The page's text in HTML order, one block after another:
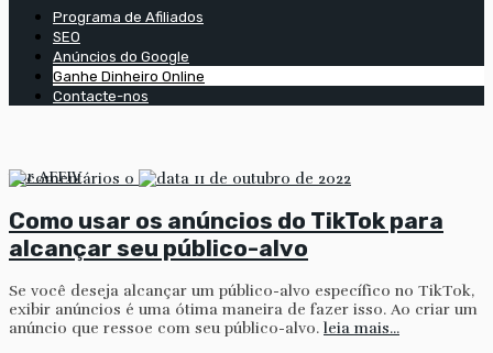
Programa de Afiliados
SEO
Anúncios do Google
Ganhe Dinheiro Online
Contacte-nos
por AFFIV 0 11 de outubro de 2022
Como usar os anúncios do TikTok para
alcançar seu público-alvo
Se você deseja alcançar um público-alvo específico no TikTok,
exibir anúncios é uma ótima maneira de fazer isso. Ao criar um
anúncio que ressoe com seu público-alvo. leia mais...